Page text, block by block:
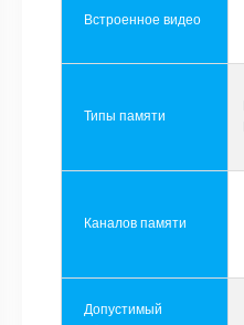
Встроенное видео
Типы памяти
Каналов памяти
Допустимый